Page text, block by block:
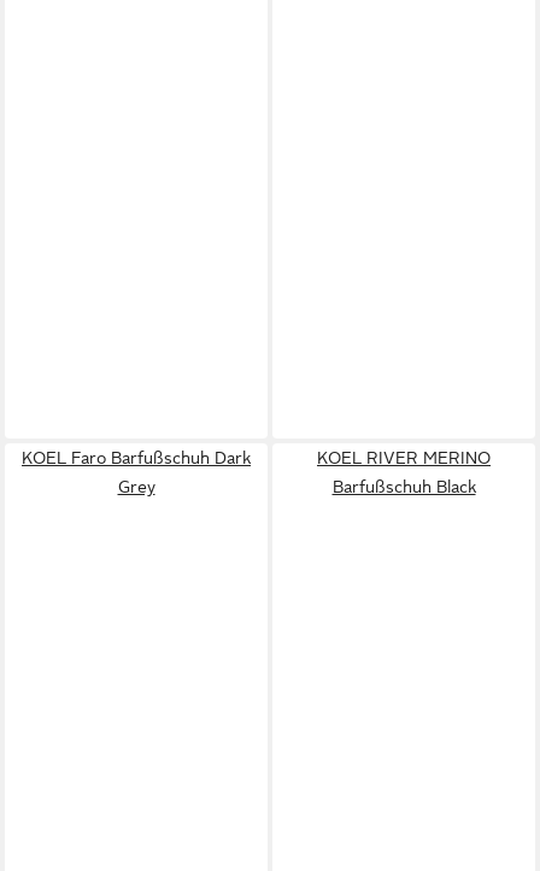
KOEL Faro Barfußschuh Dark
Grey
KOEL RIVER MERINO
Barfußschuh Black